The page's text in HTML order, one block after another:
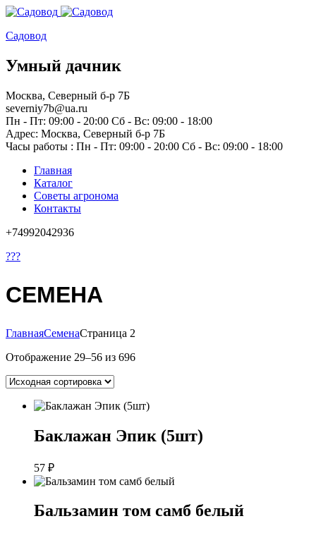
Садовод
Умный дачник
Москва, Северный б-р 7Б
severniy7b@ua.ru
Пн - Пт: 09:00 - 20:00 Сб - Вс: 09:00 - 18:00
Адрес: Москва, Северный б-р 7Б
Часы работы : Пн - Пт: 09:00 - 20:00 Сб - Вс: 09:00 - 18:00
Главная
Каталог
Советы агронома
Контакты
+74992042936
???
СЕМЕНА
ГлавнаяСеменаСтраница 2
Отображение 29–56 из 696
Баклажан Эпик (5шт)
57 ₽
Бальзамин том самб белый